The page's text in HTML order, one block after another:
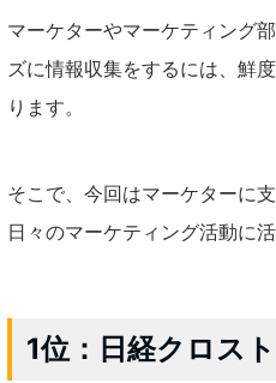
マーケターやマーケティング
ズに情報収集をするには、鮮
ります。
そこで、今回はマーケターに
日々のマーケティング活動に
1位：日経クロス